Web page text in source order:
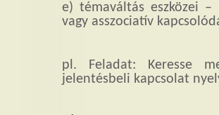
e) témaváltás eszközei –
vagy asszociatív
pl. Feladat: Keresse
jelentésbeli kapcsolat